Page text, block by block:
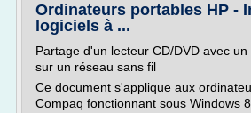
Ordinateurs portables HP -
logiciels à ...
Partage d'un lecteur CD/DVD avec
sur un réseau sans fil
Ce document s'applique aux
Compaq fonctionnant sous Windows 8.